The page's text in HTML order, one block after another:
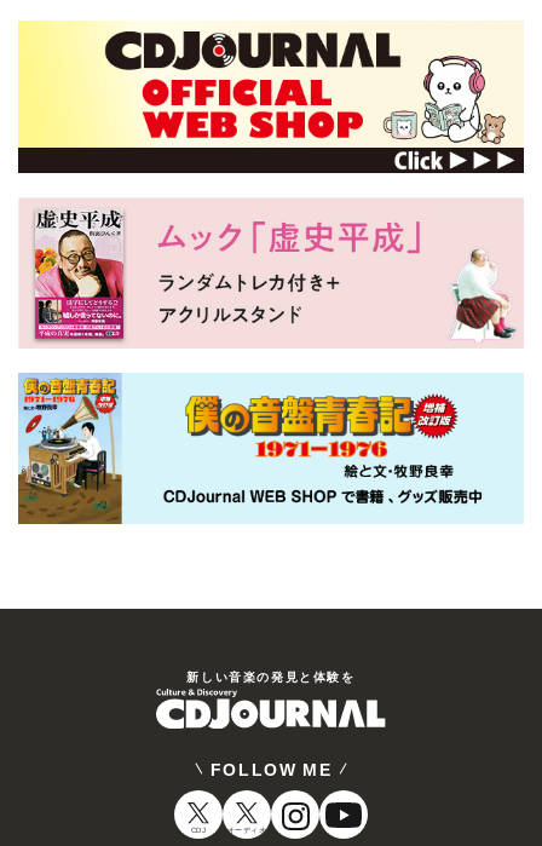
新しい⾳楽の発⾒と体験を
FOLLOW ME
CDJ オーディオ